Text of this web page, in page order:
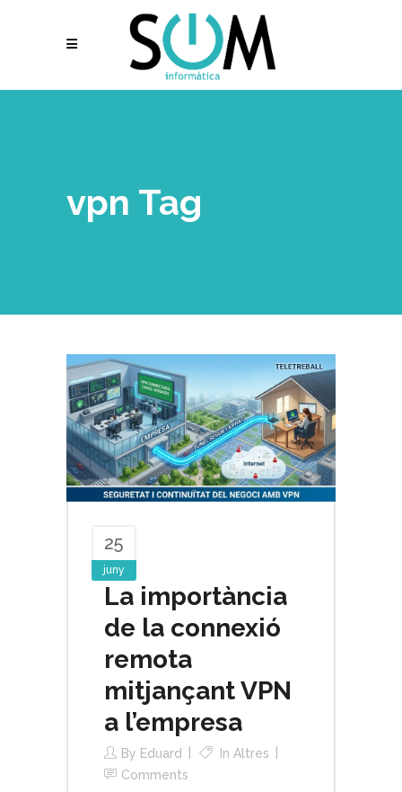
vpn Tag
25
juny
La importància
de la connexió
remota
mitjançant VPN
a l’empresa
By Eduard In Altres
Comments